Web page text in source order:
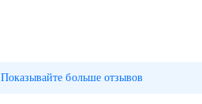
Показывайте больше отзывов